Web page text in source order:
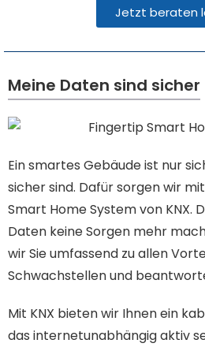
Jetzt beraten
Meine Daten sind sicher​
Ein smartes Gebäude ist nur
sicher sind. Dafür sorgen wir
Smart Home System von KNX.
Daten keine Sorgen mehr
wir Sie umfassend zu allen
Schwachstellen und
Mit KNX bieten wir Ihnen ein
das internetunabhängig aktiv